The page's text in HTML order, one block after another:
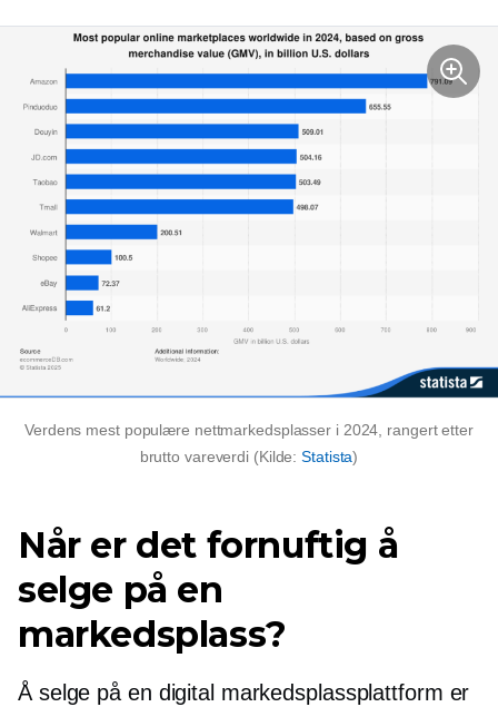
Verdens mest populære nettmarkedsplasser i 2024, rangert etter
brutto vareverdi (Kilde:Statista)
Når er det fornuftig å
selge på en
markedsplass?
Å selge på en digital markedsplassplattform er